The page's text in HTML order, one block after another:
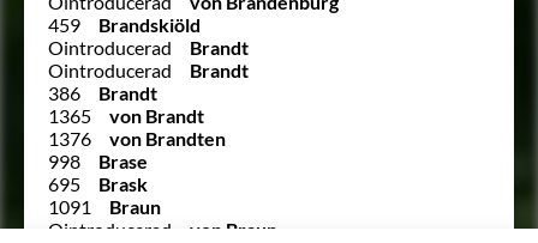
459
Brandskiöld
Ointroducerad
Brandt
Ointroducerad
Brandt
386
Brandt
1365
von Brandt
1376
von Brandten
998
Brase
695
Brask
1091
Braun
Ointroducerad
von Braun